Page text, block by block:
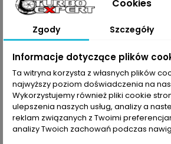
INDEKS:TX000291
Cookies
Zgody Szczegóły
Informacje dotyczące plików
Ta witryna korzysta z własnych plików
najwyższy poziom doświadczenia na
Wykorzystujemy również pliki cookie
ulepszenia naszych usług, analizy a
reklam związanych z Twoimi
analizy Twoich zachowań podczas